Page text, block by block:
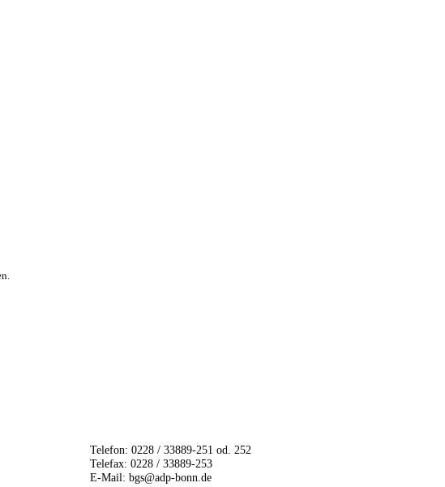
Telefon: 0228 / 33889-251 od. 252
Telefax: 0228 / 33889-253
E-Mail: bgs@adp-bonn.de